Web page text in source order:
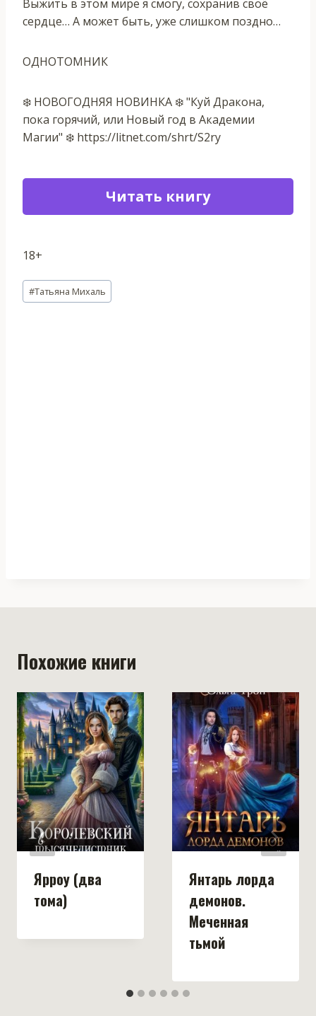
Выжить в этом мире я смогу, сохранив своё
сердце… А может быть, уже слишком поздно…
ОДНОТОМНИК
❄️ НОВОГОДНЯЯ НОВИНКА ❄️ "Куй Дракона,
пока горячий, или Новый год в Академии
Магии" ❄️ https://litnet.com/shrt/S2ry
Читать книгу
18+
Метки
записи:
#Татьяна Михаль
Похожие книги
Ярроу (два
тома)
Янтарь лорда
демонов.
Меченная
тьмой